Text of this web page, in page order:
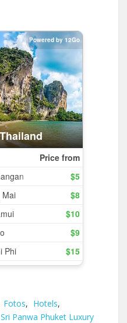
Fotos, Hotels,
Sri Panwa Phuket Luxury